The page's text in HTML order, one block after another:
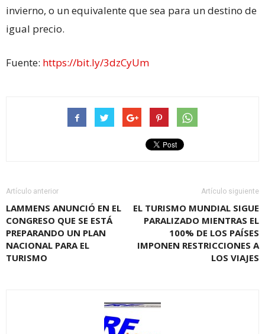
invierno, o un equivalente que sea para un destino de
igual precio.
Fuente: https://bit.ly/3dzCyUm
Artículo anterior
LAMMENS ANUNCIÓ EN EL
CONGRESO QUE SE ESTÁ
PREPARANDO UN PLAN
NACIONAL PARA EL
TURISMO
Artículo siguiente
EL TURISMO MUNDIAL SIGUE
PARALIZADO MIENTRAS EL
100% DE LOS PAÍSES
IMPONEN RESTRICCIONES A
LOS VIAJES